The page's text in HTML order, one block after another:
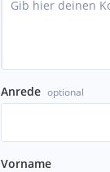
Anrede optional
Vorname